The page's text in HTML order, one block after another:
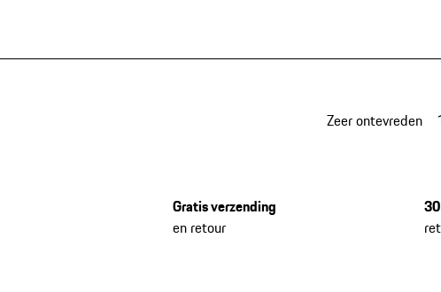
Zeer ontevreden
Gratis verzending
en retour